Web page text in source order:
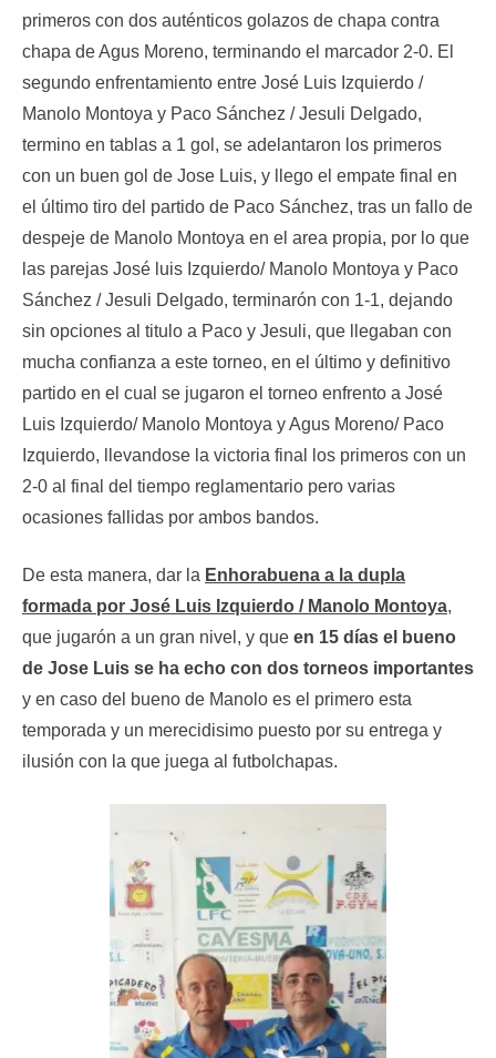
primeros con dos auténticos golazos de chapa contra
chapa de Agus Moreno, terminando el marcador 2-0. El
segundo enfrentamiento entre José Luis Izquierdo /
Manolo Montoya y Paco Sánchez / Jesuli Delgado,
termino en tablas a 1 gol, se adelantaron los primeros
con un buen gol de Jose Luis, y llego el empate final en
el último tiro del partido de Paco Sánchez, tras un fallo de
despeje de Manolo Montoya en el area propia, por lo que
las parejas José luis Izquierdo/ Manolo Montoya y Paco
Sánchez / Jesuli Delgado, terminarón con 1-1, dejando
sin opciones al titulo a Paco y Jesuli, que llegaban con
mucha confianza a este torneo, en el último y definitivo
partido en el cual se jugaron el torneo enfrento a José
Luis Izquierdo/ Manolo Montoya y Agus Moreno/ Paco
Izquierdo, llevandose la victoria final los primeros con un
2-0 al final del tiempo reglamentario pero varias
ocasiones fallidas por ambos bandos.
De esta manera, dar la Enhorabuena a la dupla
formada por José Luis Izquierdo / Manolo Montoya,
que jugarón a un gran nivel, y que en 15 días el bueno
de Jose Luis se ha echo con dos torneos importantes
y en caso del bueno de Manolo es el primero esta
temporada y un merecidisimo puesto por su entrega y
ilusión con la que juega al futbolchapas.